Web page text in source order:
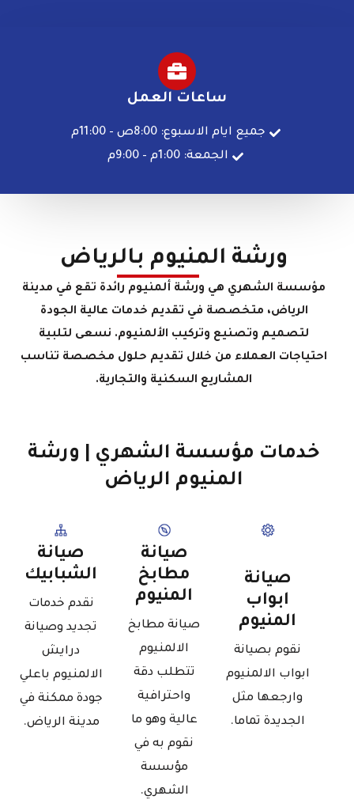
ساعات العمل
جميع ايام الاسبوع: 8:00ص – 11:00م
الجمعة: 1:00م – 9:00م
ورشة المنيوم بالرياض
مؤسسة الشهري هي ورشة ألمنيوم رائدة تقع في مدينة
الرياض، متخصصة في تقديم خدمات عالية الجودة
لتصميم وتصنيع وتركيب الألمنيوم. نسعى لتلبية
احتياجات العملاء من خلال تقديم حلول مخصصة تناسب
المشاريع السكنية والتجارية.
خدمات مؤسسة الشهري | ورشة
المنيوم الرياض
صيانة
ابواب
المنيوم
نقوم بصيانة
ابواب الالمنيوم
وارجعها مثل
الجديدة تماما.
صيانة
مطابخ
المنيوم
صيانة مطابخ
الالمنيوم
تتطلب دقة
واحترافية
عالية وهو ما
نقوم به في
مؤسسة
الشهري.
صيانة
الشبابيك
نقدم خدمات
تجديد وصيانة
درايش
الالمنيوم باعلي
جودة ممكنة في
مدينة الرياض.